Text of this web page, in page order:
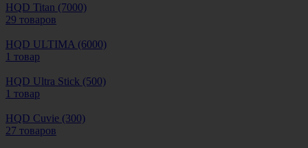
HQD Titan (7000)
29 товаров
HQD ULTIMA (6000)
1 товар
HQD Ultra Stick (500)
1 товар
HQD Сuvie (300)
27 товаров